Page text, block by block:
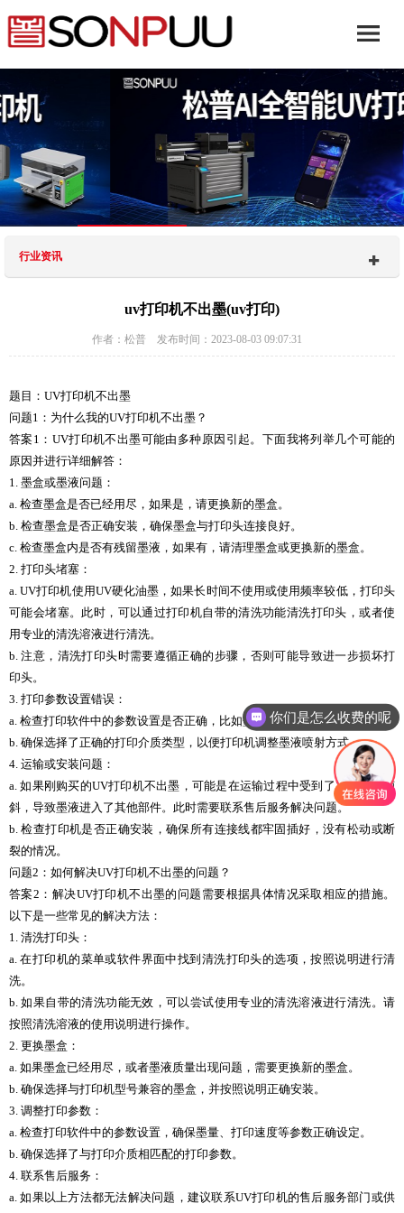
行业资讯
uv打印机不出墨(uv打印)
作者：松普 发布时间：2023-08-03 09:07:31
题目：UV打印机不出墨
问题1：为什么我的UV打印机不出墨？
答案1：UV打印机不出墨可能由多种原因引起。下面我将列举几个可能的
原因并进行详细解答：
1. 墨盒或墨液问题：
a. 检查墨盒是否已经用尽，如果是，请更换新的墨盒。
b. 检查墨盒是否正确安装，确保墨盒与打印头连接良好。
c. 检查墨盒内是否有残留墨液，如果有，请清理墨盒或更换新的墨盒。
2. 打印头堵塞：
a. UV打印机使用UV硬化油墨，如果长时间不使用或使用频率较低，打印头
可能会堵塞。此时，可以通过打印机自带的清洗功能清洗打印头，或者使
用专业的清洗溶液进行清洗。
b. 注意，清洗打印头时需要遵循正确的步骤，否则可能导致进一步损坏打
印头。
3. 打印参数设置错误：
a. 检查打印软件中的参数设置是否正确，比如墨量、打印速度等。
b. 确保选择了正确的打印介质类型，以便打印机调整墨液喷射方式。
4. 运输或安装问题：
a. 如果刚购买的UV打印机不出墨，可能是在运输过程中受到了震荡或者倾
斜，导致墨液进入了其他部件。此时需要联系售后服务解决问题。
b. 检查打印机是否正确安装，确保所有连接线都牢固插好，没有松动或断
裂的情况。
问题2：如何解决UV打印机不出墨的问题？
答案2：解决UV打印机不出墨的问题需要根据具体情况采取相应的措施。
以下是一些常见的解决方法：
1. 清洗打印头：
a. 在打印机的菜单或软件界面中找到清洗打印头的选项，按照说明进行清
洗。
b. 如果自带的清洗功能无效，可以尝试使用专业的清洗溶液进行清洗。请
按照清洗溶液的使用说明进行操作。
2. 更换墨盒：
a. 如果墨盒已经用尽，或者墨液质量出现问题，需要更换新的墨盒。
b. 确保选择与打印机型号兼容的墨盒，并按照说明正确安装。
3. 调整打印参数：
a. 检查打印软件中的参数设置，确保墨量、打印速度等参数正确设定。
b. 确保选择了与打印介质相匹配的打印参数。
4. 联系售后服务：
a. 如果以上方法都无法解决问题，建议联系UV打印机的售后服务部门或供
你们是怎么收费的呢